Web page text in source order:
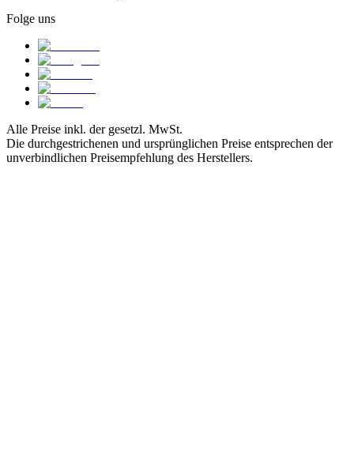
Folge uns
Alle Preise inkl. der gesetzl. MwSt.
Die durchgestrichenen und ursprünglichen Preise entsprechen der
unverbindlichen Preisempfehlung des Herstellers.